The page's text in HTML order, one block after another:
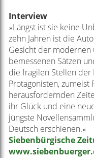
Interview
»Längst ist sie keine
zehn Jahren ist die
Gesicht der modernen
bemessenen Sätzen
die fragilen Stellen
Protagonisten,
herausfordernden
ihr Glück und eine
jüngste
Deutsch erschienen.«
Siebenbürgische